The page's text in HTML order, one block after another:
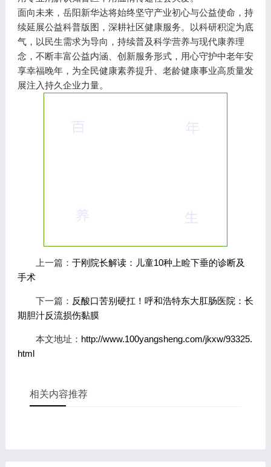
面向未来，岳阳新华达将始终坚守产业初心与公益使命，持
续延展公益科普版图，深耕社区健康服务。以科研积淀为底
气，以民生需求为导向，持续普及科学营养与现代康养理
念，不断丰富公益内涵、创新服务形式，用心守护中老年安
享幸福晚年，为全民健康素养提升、老龄健康事业高质量发
展注入持久企业力量。
上一篇： 于刚院长解读：儿童10种上睑下垂的诊断及
手术
下一篇： 反酸口苦别硬扛！呼和浩特东大肛肠医院：长
期胆汁反流损伤黏膜
本文地址： http://www.100yangsheng.com/jkxw/93325.
html
相关内容推荐